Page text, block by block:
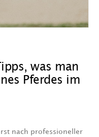
was man
Pferdes im
nach professioneller